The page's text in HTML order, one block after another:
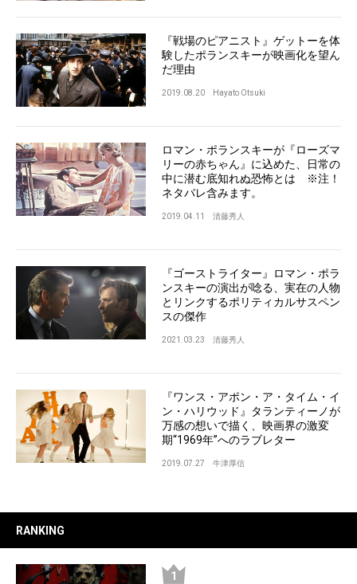
『戦場のピアニスト』ゲットーを体
験したポランスキーが映画化を望ん
だ理由
2019.08.20 Hayato Otsuki
ロマン・ポランスキーが『ローズマ
リーの赤ちゃん』に込めた、日常の
中に潜む底知れぬ恐怖とは ※注！
ネタバレ含みます。
2019.04.11 清藤秀人
『ゴーストライター』ロマン・ポラ
ンスキーの演出が唸る、実在の人物
とリンクするポリティカルサスペン
スの傑作
2021.03.23 清藤秀人
『ワンス・アポン・ア・タイム・イ
ン・ハリウッド』タランティーノが
万感の想いで描く、映画界の激変
期“1969年”へのラブレター
2019.07.27 牛津厚信
RANKING